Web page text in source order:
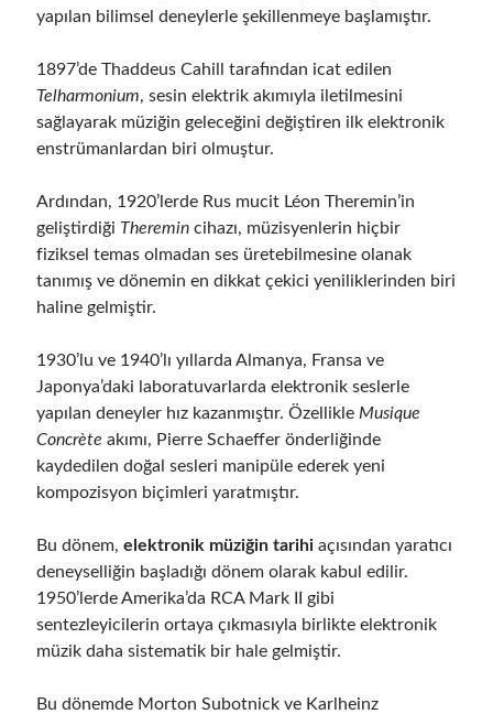
yapılan bilimsel deneylerle şekillenmeye başlamıştır.
1897’de Thaddeus Cahill tarafından icat edilen
Telharmonium, sesin elektrik akımıyla iletilmesini
sağlayarak müziğin geleceğini değiştiren ilk elektronik
enstrümanlardan biri olmuştur.
Ardından, 1920’lerde Rus mucit Léon Theremin’in
geliştirdiği Theremin cihazı, müzisyenlerin hiçbir
fiziksel temas olmadan ses üretebilmesine olanak
tanımış ve dönemin en dikkat çekici yeniliklerinden biri
haline gelmiştir.
1930’lu ve 1940’lı yıllarda Almanya, Fransa ve
Japonya’daki laboratuvarlarda elektronik seslerle
yapılan deneyler hız kazanmıştır. Özellikle Musique
Concrète akımı, Pierre Schaeffer önderliğinde
kaydedilen doğal sesleri manipüle ederek yeni
kompozisyon biçimleri yaratmıştır.
Bu dönem,elektronik müziğin tarihi açısından yaratıcı
deneyselliğin başladığı dönem olarak kabul edilir.
1950’lerde Amerika’da RCA Mark II gibi
sentezleyicilerin ortaya çıkmasıyla birlikte elektronik
müzik daha sistematik bir hale gelmiştir.
Bu dönemde Morton Subotnick ve Karlheinz